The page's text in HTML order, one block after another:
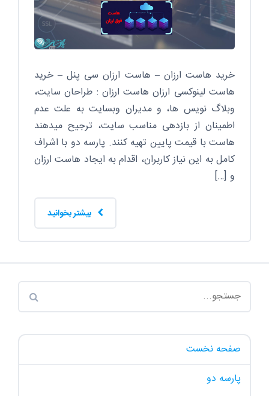
خرید هاست ارزان – هاست ارزان سی پنل – خرید
هاست لینوکسی ارزان هاست ارزان : طراحان سایت،
وبلاگ نویس ها، و مدیران وبسایت به علت عدم
اطمینان از بازدهی مناسب سایت، ترجیح میدهند
هاست با قیمت پایین تهیه کنند. پارسه دو با اشراف
کامل به این نیاز کاربران، اقدام به ایجاد هاست ارزان
و […]
صفحه نخست
پارسه دو